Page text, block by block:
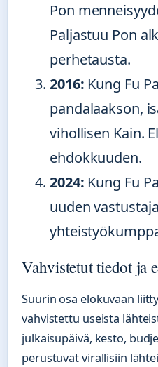
Pon
Paljastuu Pon
perhetausta.
2016: Kung Fu
pandalaakson,
vihollisen Kain.
ehdokkuuden.
2024: Kung Fu
uuden
Vahvistetut tiedot ja
Suurin osa elokuvaan
vahvistettu useista
julkaisupäivä, kesto,
perustuvat virallisiin